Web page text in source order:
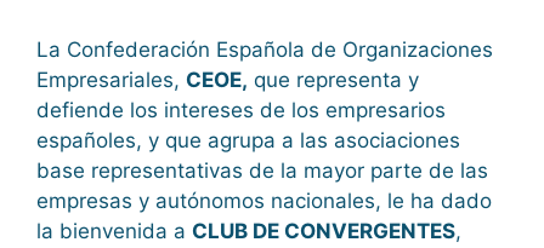
La Confederación Española de Organizaciones
Empresariales, CEOE, que representa y
defiende los intereses de los empresarios
españoles, y que agrupa a las asociaciones
base representativas de la mayor parte de las
empresas y autónomos nacionales, le ha dado
la bienvenida a CLUB DE CONVERGENTES,